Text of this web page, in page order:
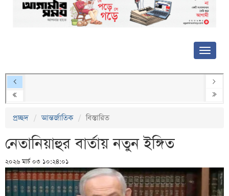
প্রচ্ছদ আন্তর্জাতিক বিস্তারিত
নেতানিয়াহুর বার্তায় নতুন ইঙ্গিত
২০২৬ মার্চ ০৩ ১০:২৪:০১